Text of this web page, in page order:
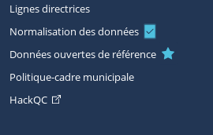
Lignes directrices
Normalisation des données
Données ouvertes de référence
Politique-cadre municipale
HackQC